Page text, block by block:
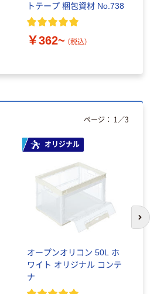
トテープ 梱包資材 No.738
￥362~ （税込）
オリジナル
オープンオリコン 50L ホ
ワイト オリジナル コンテ
ナ
ページ： 1 ／3
次